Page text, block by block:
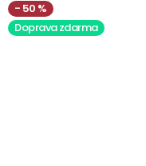
50 %
Doprava zdarma